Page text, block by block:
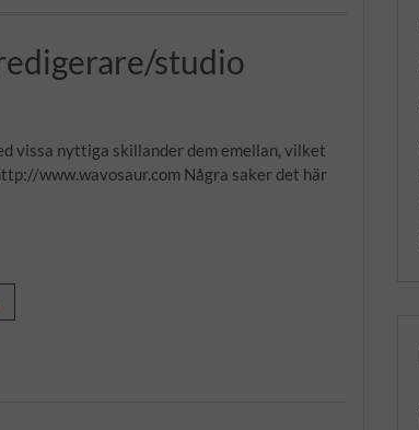
studio
vissa nyttiga skillander dem emellan, vilket
www.wavosaur.com Några saker det här